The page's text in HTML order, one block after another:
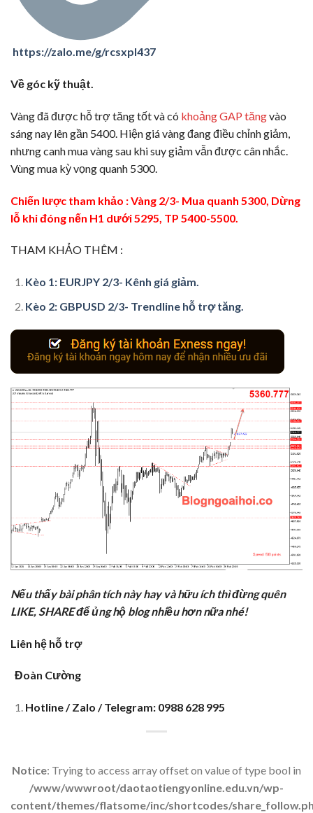
https://zalo.me/g/rcsxpl437
Về góc kỹ thuật.
Vàng đã được hỗ trợ tăng tốt và có khoảng GAP tăngvào
sáng nay lên gần 5400. Hiện giá vàng đang điều chỉnh giảm,
nhưng canh mua vàng sau khi suy giảm vẫn được cân nhắc.
Vùng mua kỳ vọng quanh 5300.
Chiến lược tham khảo : Vàng 2/3- Mua quanh 5300, Dừng
lỗ khi đóng nến H1 dưới 5295, TP 5400-5500.
THAM KHẢO THÊM :
Kèo 1: EURJPY 2/3- Kênh giá giảm.
Kèo 2: GBPUSD 2/3- Trendline hỗ trợ tăng.
Nếu thấy bài phân tích này hay và hữu ích thì đừng quên
LIKE, SHARE để ủng hộ blog nhiều hơn nữa nhé!
Liên hệ hỗ trợ
Đoàn Cường
Hotline / Zalo / Telegram: 0988 628 995
Notice: Trying to access array offset on value of type bool in
/www/wwwroot/daotaotiengyonline.edu.vn/wp-
content/themes/flatsome/inc/shortcodes/